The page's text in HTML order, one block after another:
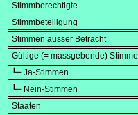
Stimmberechtigte
Stimmbeteiligung
Stimmen ausser Betracht
Gültige (= massgebende)
┗━ Ja-Stimmen
┗━ Nein-Stimmen
Staaten